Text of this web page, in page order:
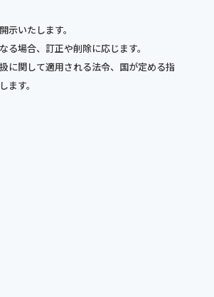
示いたします。
場合、訂正や削除に応じます。
に関して適用される法令、国が定める指
す。